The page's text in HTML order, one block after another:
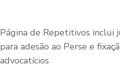
Página de Repetitivos inclui
para adesão ao Perse e
advocatícios